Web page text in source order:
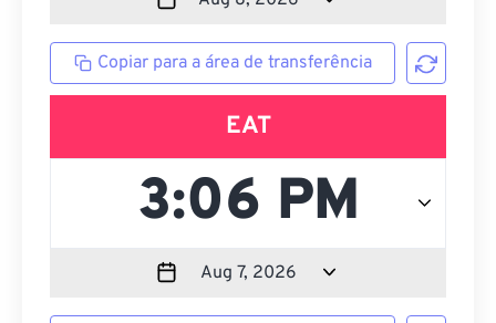
Copiar para a área de transferência
EAT